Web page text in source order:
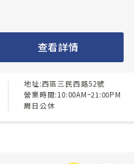
查看詳情
地址:西區三民西路52號
營業時間:10:00AM~21:00PM
周日公休